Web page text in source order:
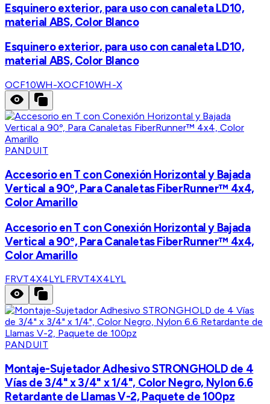
Esquinero exterior, para uso con canaleta LD10,
material ABS, Color Blanco
Esquinero exterior, para uso con canaleta LD10,
material ABS, Color Blanco
OCF10WH-XOCF10WH-X
PANDUIT
Accesorio en T con Conexión Horizontal y Bajada
Vertical a 90º, Para Canaletas FiberRunner™ 4x4,
Color Amarillo
Accesorio en T con Conexión Horizontal y Bajada
Vertical a 90º, Para Canaletas FiberRunner™ 4x4,
Color Amarillo
FRVT4X4LYLFRVT4X4LYL
PANDUIT
Montaje-Sujetador Adhesivo STRONGHOLD de 4
Vías de 3/4" x 3/4" x 1/4", Color Negro, Nylon 6.6
Retardante de Llamas V-2, Paquete de 100pz